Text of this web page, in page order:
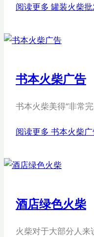
阅读更多 罐装火柴
书本火柴广告
书本火柴美得“非常
阅读更多 书本火柴
酒店绿色火柴
火柴对于大部分人